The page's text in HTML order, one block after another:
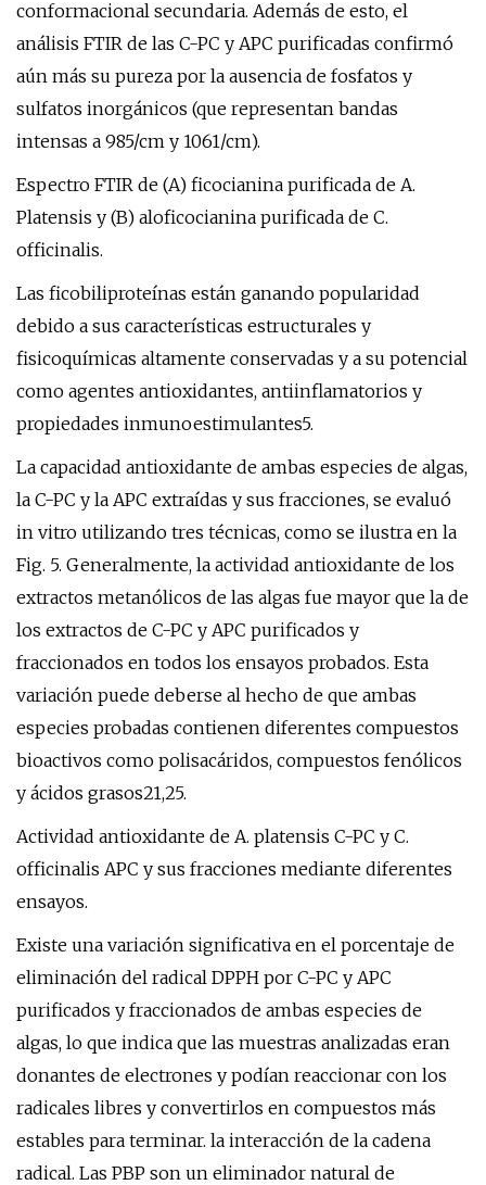
conformacional secundaria. Además de esto, el
análisis FTIR de las C-PC y APC purificadas confirmó
aún más su pureza por la ausencia de fosfatos y
sulfatos inorgánicos (que representan bandas
intensas a 985/cm y 1061/cm).
Espectro FTIR de (A) ficocianina purificada de A.
Platensis y (B) aloficocianina purificada de C.
officinalis.
Las ficobiliproteínas están ganando popularidad
debido a sus características estructurales y
fisicoquímicas altamente conservadas y a su potencial
como agentes antioxidantes, antiinflamatorios y
propiedades inmunoestimulantes5.
La capacidad antioxidante de ambas especies de algas,
la C-PC y la APC extraídas y sus fracciones, se evaluó
in vitro utilizando tres técnicas, como se ilustra en la
Fig. 5. Generalmente, la actividad antioxidante de los
extractos metanólicos de las algas fue mayor que la de
los extractos de C-PC y APC purificados y
fraccionados en todos los ensayos probados. Esta
variación puede deberse al hecho de que ambas
especies probadas contienen diferentes compuestos
bioactivos como polisacáridos, compuestos fenólicos
y ácidos grasos21,25.
Actividad antioxidante de A. platensis C-PC y C.
officinalis APC y sus fracciones mediante diferentes
ensayos.
Existe una variación significativa en el porcentaje de
eliminación del radical DPPH por C-PC y APC
purificados y fraccionados de ambas especies de
algas, lo que indica que las muestras analizadas eran
donantes de electrones y podían reaccionar con los
radicales libres y convertirlos en compuestos más
estables para terminar. la interacción de la cadena
radical. Las PBP son un eliminador natural de